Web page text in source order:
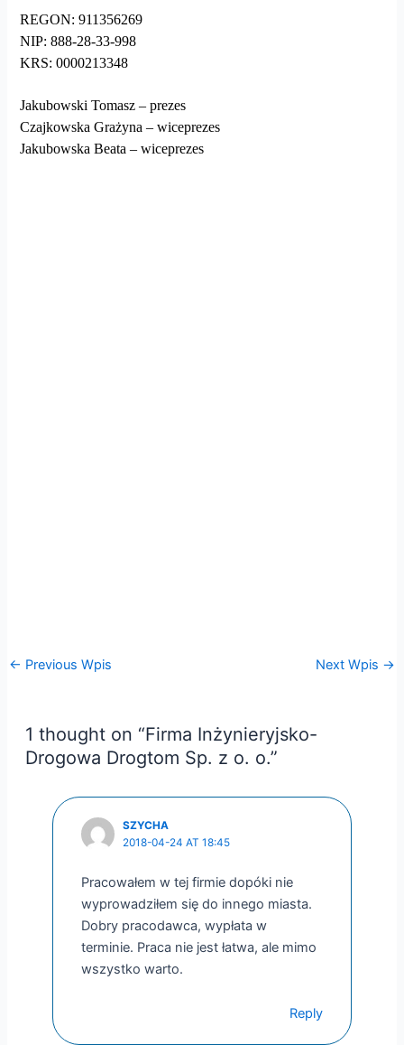
REGON: 911356269
NIP: 888-28-33-998
KRS: 0000213348
Jakubowski Tomasz – prezes
Czajkowska Grażyna – wiceprezes
Jakubowska Beata – wiceprezes
← Previous Wpis Next Wpis →
1 thought on “Firma Inżynieryjsko-
Drogowa Drogtom Sp. z o. o.”
SZYCHA
2018-04-24 AT 18:45
Pracowałem w tej firmie dopóki nie
wyprowadziłem się do innego miasta.
Dobry pracodawca, wypłata w
terminie. Praca nie jest łatwa, ale mimo
wszystko warto.
Reply